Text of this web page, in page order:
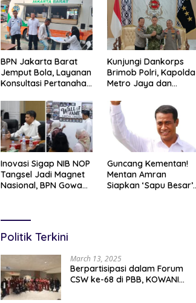
BPN Jakarta Barat
Jemput Bola, Layanan
Konsultasi Pertanahan
Tengah Masyarakat
Kunjungi Dankorps
Brimob Polri, Kapolda
Metro Jaya dan
Perkuat Soliditas TNI-
Polri
Inovasi Sigap NIB NOP
Tangsel Jadi Magnet
Nasional, BPN Gowa
Pertanahan
Guncang Kementan!
Mentan Amran
Siapkan ‘Sapu Besar’,
Politik Terkini
March 13, 2025
Berpartisipasi dalam Forum
CSW ke-68 di PBB, KOWANI